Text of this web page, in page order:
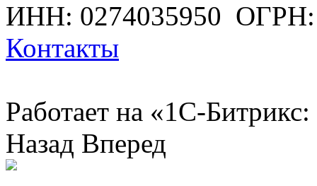
ИНН: 0274035950 ОГРН:
Контакты
Работает на «1С-
Назад Вперед